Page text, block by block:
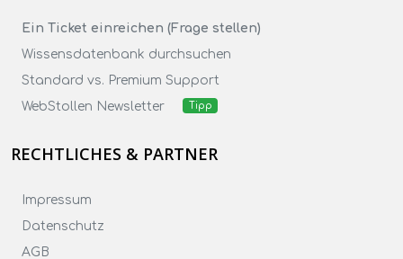
Ein Ticket einreichen (Frage stellen)
Wissensdatenbank durchsuchen
Standard vs. Premium Support
WebStollen Newsletter
Tipp
RECHTLICHES & PARTNER
Impressum
Datenschutz
AGB